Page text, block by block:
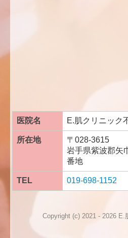
医院名 E.肌クリニック
所在地
〒028-3615
岩手県紫波郡矢
番地
TEL 019-698-1152
Copyright (c) 2021 - 2026